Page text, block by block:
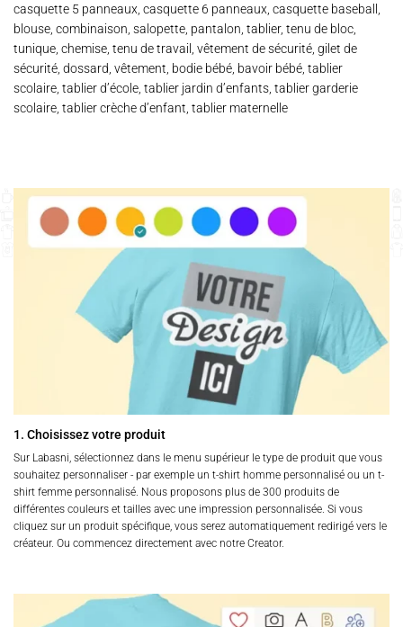
casquette 5 panneaux, casquette 6 panneaux, casquette baseball,
blouse, combinaison, salopette, pantalon, tablier, tenu de bloc,
tunique, chemise, tenu de travail, vêtement de sécurité, gilet de
sécurité, dossard, vêtement, bodie bébé, bavoir bébé, tablier
scolaire, tablier d’école, tablier jardin d’enfants, tablier garderie
scolaire, tablier crèche d’enfant, tablier maternelle
1. Choisissez votre produit
Sur Labasni, sélectionnez dans le menu supérieur le type de produit que vous
souhaitez personnaliser - par exemple un t-shirt homme personnalisé ou un t-
shirt femme personnalisé. Nous proposons plus de 300 produits de
différentes couleurs et tailles avec une impression personnalisée. Si vous
cliquez sur un produit spécifique, vous serez automatiquement redirigé vers le
créateur. Ou commencez directement avec notre Creator.